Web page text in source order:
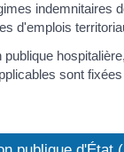
indemnitaires
d'emplois
publique
sont